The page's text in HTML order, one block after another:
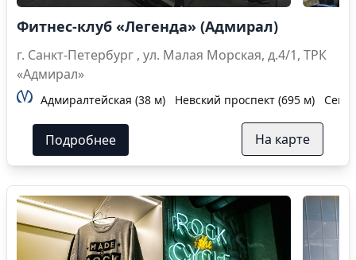
Фитнес-клуб «Легенда» (Адмирал)
г. Санкт-Петербург , ул. Малая Морская, д.4/1, ТРК
«Адмирал»
Адмиралтейская (38 м) Невский проспект (695 м)
Подробнее На карте